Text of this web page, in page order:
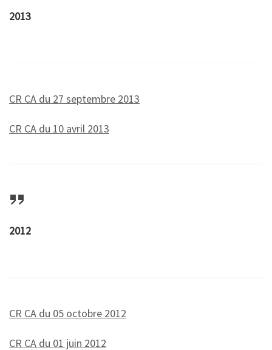
2013
CR CA du 27 septembre 2013
CR CA du 10 avril 2013
2012
CR CA du 05 octobre 2012
CR CA du 01 juin 2012